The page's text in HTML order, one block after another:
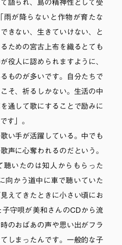
語られ、島の精神性として受
雨が降らないと作物が育たな
きない、生きていけない、と
ための宮古上布を織るとても
役人に認められますように、
ものが多いです。自分たちで
そ、祈るしかない。生活の中
通して歌にすることで励みに
す」。
い手が活躍している。中でも
声に心奪われるのだという。
聴いたのは知人からもらった
向かう道中に車で聴いていた
えてきたときに小さい頃にお
守唄が美和さんのCDから流
のおばあの声や思い出がフラ
しまったんです。一般的な子